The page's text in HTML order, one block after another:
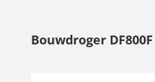
Bouwdroger